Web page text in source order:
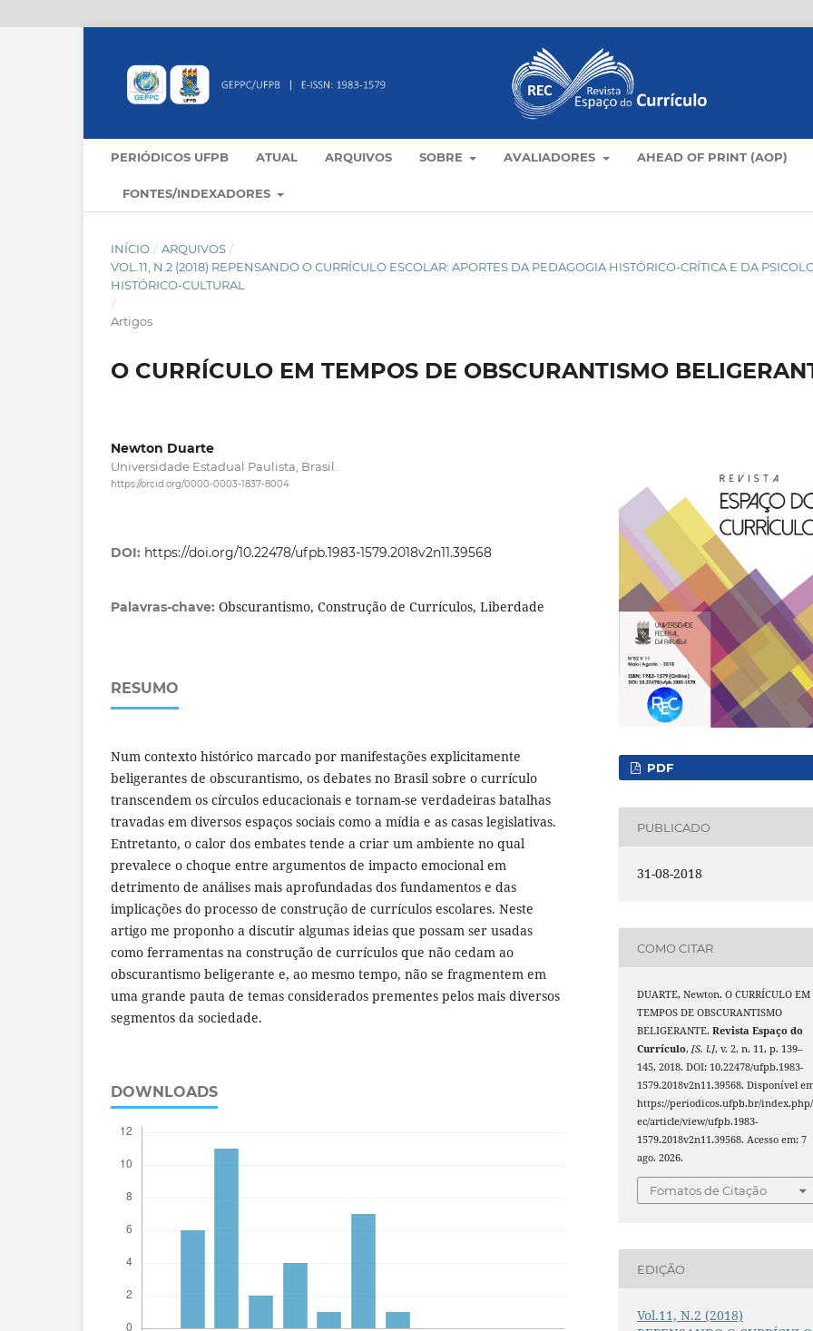
PERIÓDICOS UFPB ATUAL ARQUIVOS SOBRE AVALIADORES AHEAD OF PRINT (AOP)
FONTES/INDEXADORES
INÍCIO / ARQUIVOS /
VOL.11, N.2 (2018) REPENSANDO O CURRÍCULO ESCOLAR: APORTES DA PEDAGOGIA HISTÓRICO-CRÍTICA E DA
HISTÓRICO-CULTURAL
/
Artigos
O CURRÍCULO EM TEMPOS DE OBSCURANTISMO
Newton Duarte
Universidade Estadual Paulista, Brasil.
https://orcid.org/0000-0003-1837-8004
DOI: https://doi.org/10.22478/ufpb.1983-1579.2018v2n11.39568
Palavras-chave: Obscurantismo, Construção de Currículos, Liberdade
RESUMO
Num contexto histórico marcado por manifestações explicitamente
beligerantes de obscurantismo, os debates no Brasil sobre o currículo
transcendem os círculos educacionais e tornam-se verdadeiras batalhas
travadas em diversos espaços sociais como a mídia e as casas legislativas.
Entretanto, o calor dos embates tende a criar um ambiente no qual
prevalece o choque entre argumentos de impacto emocional em
detrimento de análises mais aprofundadas dos fundamentos e das
implicações do processo de construção de currículos escolares. Neste
artigo me proponho a discutir algumas ideias que possam ser usadas
como ferramentas na construção de currículos que não cedam ao
obscurantismo beligerante e, ao mesmo tempo, não se fragmentem em
uma grande pauta de temas considerados prementes pelos mais diversos
segmentos da sociedade.
DOWNLOADS
PDF
PUBLICADO
31-08-2018
COMO CITAR
DUARTE, Newton. O CURRÍCULO EM
TEMPOS DE OBSCURANTISMO
BELIGERANTE.Revista Espaço do
Currículo,[S. l.], v. 2, n. 11, p. 139–
145, 2018. DOI: 10.22478/ufpb.1983-
1579.2018v2n11.39568. Disponível
https://periodicos.ufpb.br/
ec/article/view/ufpb.1983-
1579.2018v2n11.39568. Acesso em: 7
ago. 2026.
Fomatos de Citação
EDIÇÃO
Vol.11, N.2 (2018)